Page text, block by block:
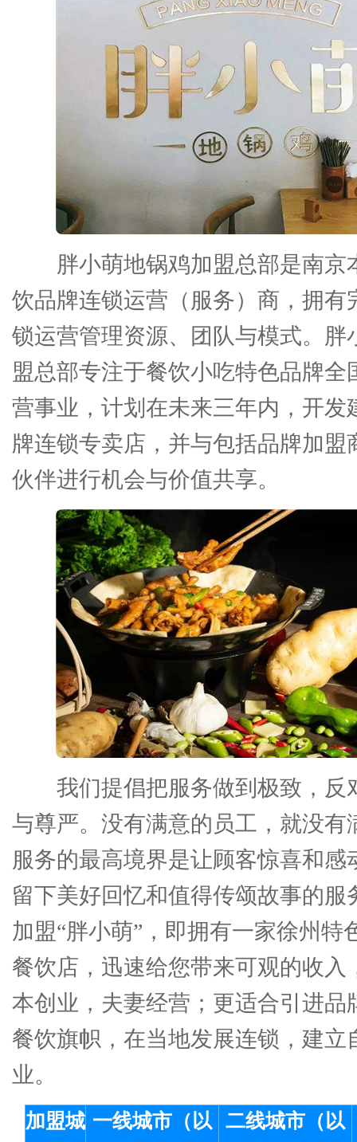
胖小萌地锅鸡加盟总部是南京
饮品牌连锁运营（服务）商，拥有
锁运营管理资源、团队与模式。胖
盟总部专注于餐饮小吃特色品牌全
营事业，计划在未来三年内，开发
牌连锁专卖店，并与包括品牌加盟
伙伴进行机会与价值共享。
我们提倡把服务做到极致，反
与尊严。没有满意的员工，就没有
服务的最高境界是让顾客惊喜和感
留下美好回忆和值得传颂故事的服
加盟“胖小萌”，即拥有一家徐州特
餐饮店，迅速给您带来可观的收入
本创业，夫妻经营；更适合引进品
餐饮旗帜，在当地发展连锁，建立
业。
加盟城 一线城市（以 二线城市（以